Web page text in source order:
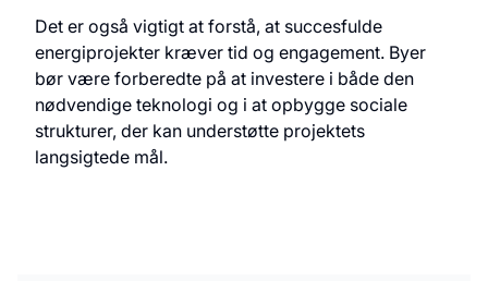
Det er også vigtigt at forstå, at succesfulde
energiprojekter kræver tid og engagement. Byer
bør være forberedte på at investere i både den
nødvendige teknologi og i at opbygge sociale
strukturer, der kan understøtte projektets
langsigtede mål.